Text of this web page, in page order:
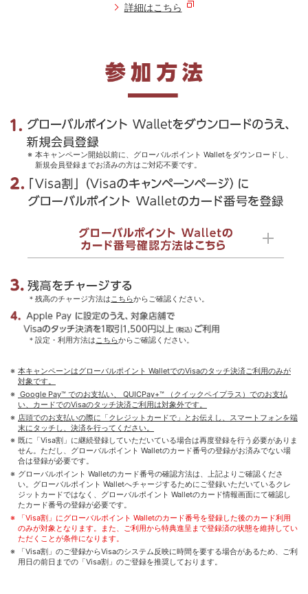
詳細はこちら
本キャンペーン開始以前に、グローバルポイント Walletをダウンロードし、
新規会員登録までお済みの方はご対応不要です。
＊残高のチャージ方法はこちらからご確認ください。
＊設定・利用方法は こちらからご確認ください。
本キャンペーンはグローバルポイント WalletでのVisaのタッチ決済ご利用のみが
対象です。
Google Pay™ でのお支払い、 QUICPay+™ （クイックペイプラス）でのお支払
い、カードでのVisaのタッチ決済ご利用は対象外です。
店頭でのお支払いの際に「クレジットカードで」とお伝えし、スマートフォンを端
末にタッチし、決済を行ってください。
既に「Visa割」に継続登録していただいている場合は再度登録を行う必要がありま
せん。ただし、グローバルポイント Walletのカード番号の登録がお済みでない場
合は登録が必要です。
グローバルポイント Walletのカード番号の確認方法は、上記よりご確認くださ
い。グローバルポイント Walletへチャージするためにご登録いただいているクレ
ジットカードではなく、グローバルポイント Walletのカード情報画面にて確認し
たカード番号の登録が必要です。
「Visa割」にグローバルポイント Walletのカード番号を登録した後のカード利用
のみが対象となります。また、ご利用から特典進呈まで登録済の状態を維持してい
ただくことが条件になります。
「Visa割」のご登録からVisaのシステム反映に時間を要する場合があるため、ご利
用日の前日までの「Visa割」のご登録を推奨しております。